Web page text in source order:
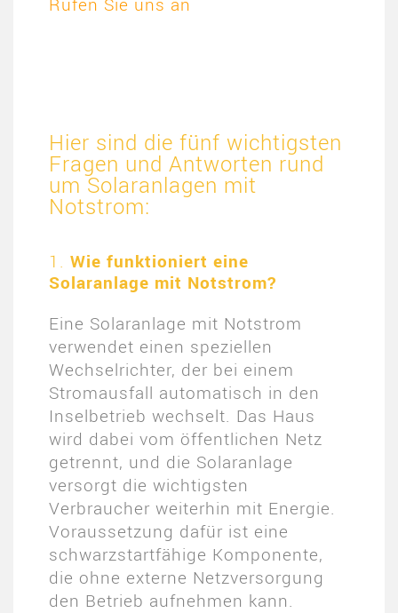
Hier sind die fünf wichtigsten
Fragen und Antworten rund
um Solaranlagen mit
Notstrom:
1. Wie funktioniert eine
Solaranlage mit Notstrom?
Eine Solaranlage mit Notstrom
verwendet einen speziellen
Wechselrichter, der bei einem
Stromausfall automatisch in den
Inselbetrieb wechselt. Das Haus
wird dabei vom öffentlichen Netz
getrennt, und die Solaranlage
versorgt die wichtigsten
Verbraucher weiterhin mit Energie.
Voraussetzung dafür ist eine
schwarzstartfähige Komponente,
die ohne externe Netzversorgung
den Betrieb aufnehmen kann​.